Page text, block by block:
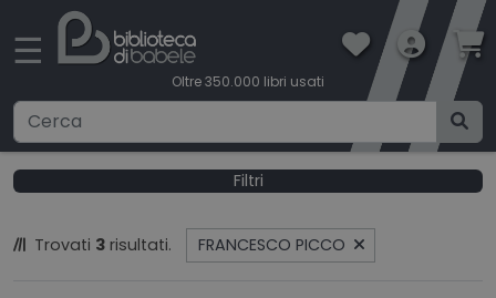
☰
Oltre 350.000 libri usati
Ricerca avanzata Filtri
Trovati 3 risultati. FRANCESCO PICCO